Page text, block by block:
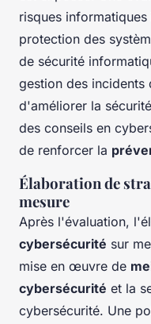
risques
protection des
de sécurité
gestion des
d'améliorer la
des conseils en
de renforcer la
Élaboration de
mesure
Après l'évaluation,
cybersécurité sur
mise en œuvre de
cybersécurité et la
cybersécurité. Une